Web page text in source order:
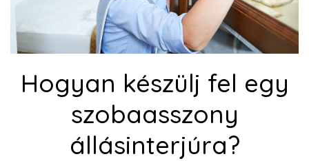
Hogyan készülj fel egy
szobaasszony
állásinterjúra?